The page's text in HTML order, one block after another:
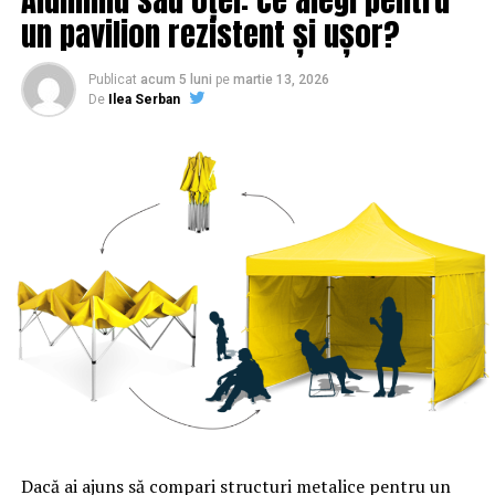
atât reprezentanţi ai Primăriei Generale cât şi ai
Primăriilor de sector”, a declarat Gabriela Firea.
ARTICOLE PE ACEIASI TEMA:
SURPRIZELE ascunse din LEGEA PENSIILOR! Ce ni se
pregătește | Sibiul de AZI
Fiul lui Liviu Dragnea şi-a cumpărat o mașină de circa
200.000 de euro | Sibiul de AZI
un pavilion rezistent și ușor?
Publicat acum 5 luni pe martie 13, 2026
De
Ilea Serban
Dacă ai ajuns să compari structuri metalice pentru un